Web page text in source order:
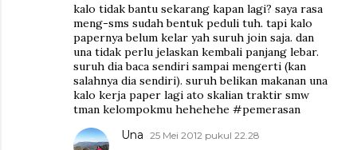
kalo tidak bantu sekarang kapan lagi? saya rasa
meng-sms sudah bentuk peduli tuh. tapi kalo
papernya belum kelar yah suruh join saja. dan
una tidak perlu jelaskan kembali panjang lebar.
suruh dia baca sendiri sampai mengerti (kan
salahnya dia sendiri). suruh belikan makanan una
kalo kerja paper lagi ato skalian traktir smw
tman kelompokmu hehehehe #pemerasan
Una 25 Mei 2012 pukul 22.28